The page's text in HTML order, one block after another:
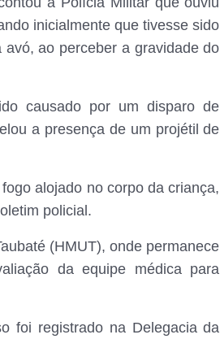
inicialmente que tivesse sido
ao perceber a gravidade do
causado por um disparo de
a presença de um projétil de
alojado no corpo da criança,
policial.
(HMUT), onde permanece
da equipe médica para
foi registrado na Delegacia da